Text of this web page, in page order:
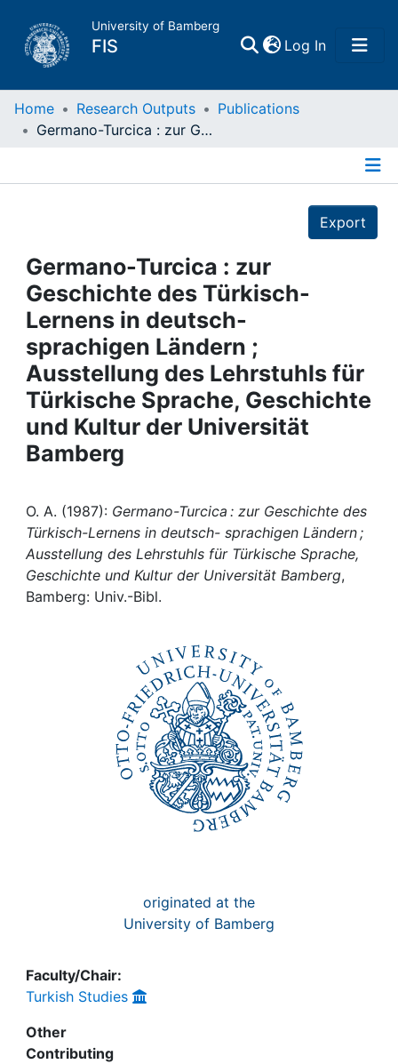
University of Bamberg
FIS Log In(current)
Home
People
Institutions
Awards
My FIS
Home Research Outputs
Publications
Germano-Turcica : zur Geschichte des Türkisch-Lernens in deutsch- sprachigen Ländern ; Ausstellung des Lehrstuhls für Türkische Sprache, Geschichte und Kultur der Universität Bamberg
Export
Germano-Turcica : zur
Geschichte des Türkisch-
Lernens in deutsch-
sprachigen Ländern ;
Ausstellung des Lehrstuhls für
Türkische Sprache, Geschichte
und Kultur der Universität
Bamberg
O. A. (1987): Germano-Turcica : zur Geschichte des
Türkisch-Lernens in deutsch- sprachigen Ländern ;
Ausstellung des Lehrstuhls für Türkische Sprache,
Geschichte und Kultur der Universität Bamberg,
Bamberg: Univ.-Bibl.
originated at the
University of Bamberg
Faculty/Chair:
Turkish Studies
Other
Contributing